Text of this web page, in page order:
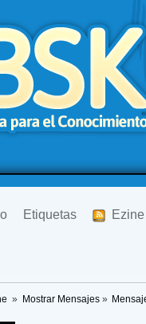
Etiquetas Ezine
» Mostrar Mensajes»